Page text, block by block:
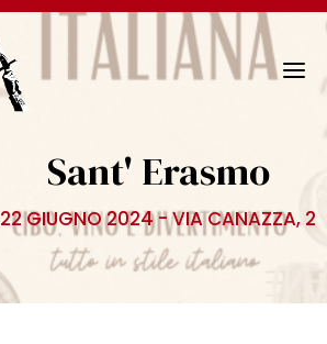
N
a
o
Sant' Erasmo
22 GIUGNO 2024 - VIA CANAZZA, 2